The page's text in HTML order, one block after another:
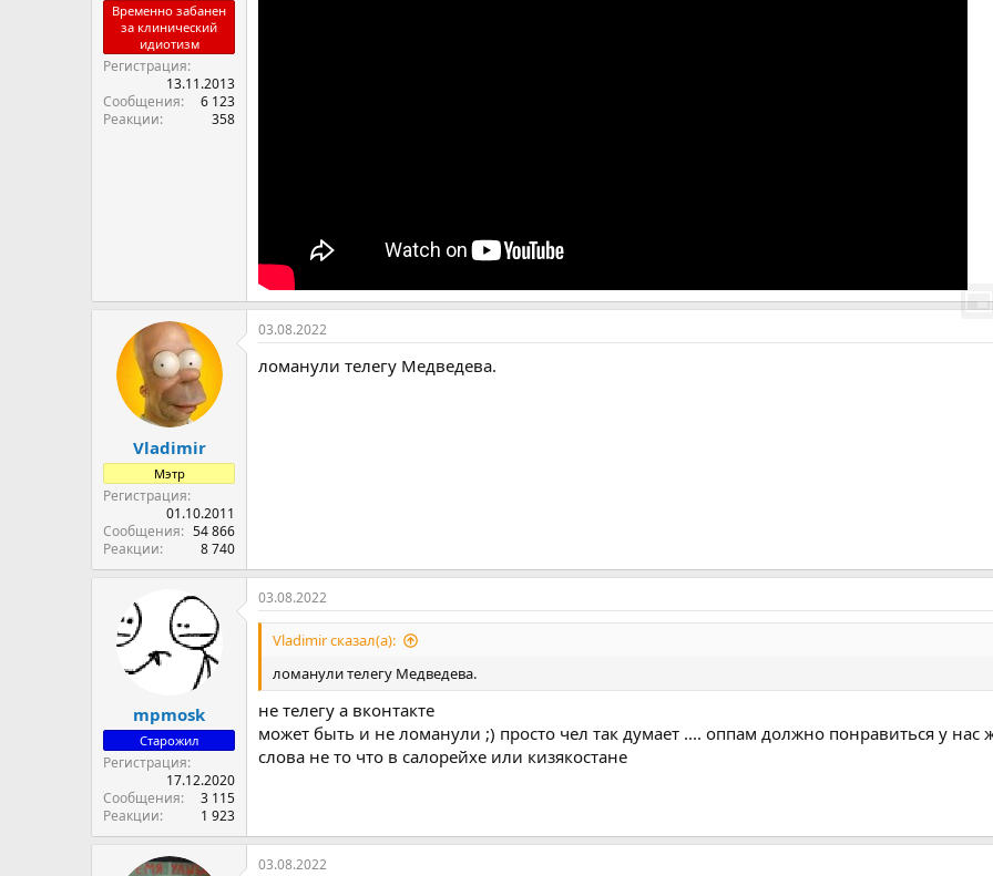
Временно забанен
за клинический
идиотизм
Регистрация
13.11.2013
Сообщения
6 123
Реакции
358
Vladimir
Мэтр
Регистрация
01.10.2011
Сообщения
54 866
Реакции
8 740
03.08.2022
ломанули телегу Медведева.
mpmosk
Старожил
Регистрация
17.12.2020
Сообщения
3 115
Реакции
1 923
03.08.2022
Vladimir сказал(а):
ломанули телегу Медведева.
не телегу а вконтакте
может быть и не ломанули ;) просто чел так думает .... оппам должно понравиться у нас
слова не то что в салорейхе или кизякостане
03.08.2022